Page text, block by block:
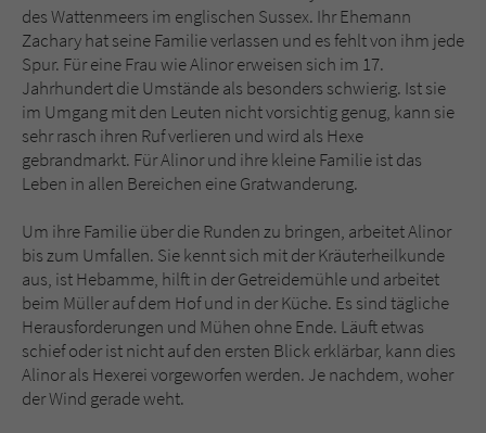
des Wattenmeers im englischen Sussex. Ihr Ehemann
Zachary hat seine Familie verlassen und es fehlt von ihm jede
Spur. Für eine Frau wie Alinor erweisen sich im 17.
Jahrhundert die Umstände als besonders schwierig. Ist sie
im Umgang mit den Leuten nicht vorsichtig genug, kann sie
sehr rasch ihren Ruf verlieren und wird als Hexe
gebrandmarkt. Für Alinor und ihre kleine Familie ist das
Leben in allen Bereichen eine Gratwanderung.
Um ihre Familie über die Runden zu bringen, arbeitet Alinor
bis zum Umfallen. Sie kennt sich mit der Kräuterheilkunde
aus, ist Hebamme, hilft in der Getreidemühle und arbeitet
beim Müller auf dem Hof und in der Küche. Es sind tägliche
Herausforderungen und Mühen ohne Ende. Läuft etwas
schief oder ist nicht auf den ersten Blick erklärbar, kann dies
Alinor als Hexerei vorgeworfen werden. Je nachdem, woher
der Wind gerade weht.
Sicherheitscode des Kontaktformulars zu
überprüfen.